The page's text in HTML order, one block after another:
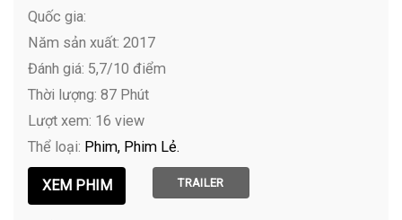
Quốc gia:
Năm sản xuất: 2017
Đánh giá: 5,7/10 điểm
Thời lượng: 87 Phút
Lượt xem: 16 view
Thể loại: Phim Phim Lẻ
TRAILER